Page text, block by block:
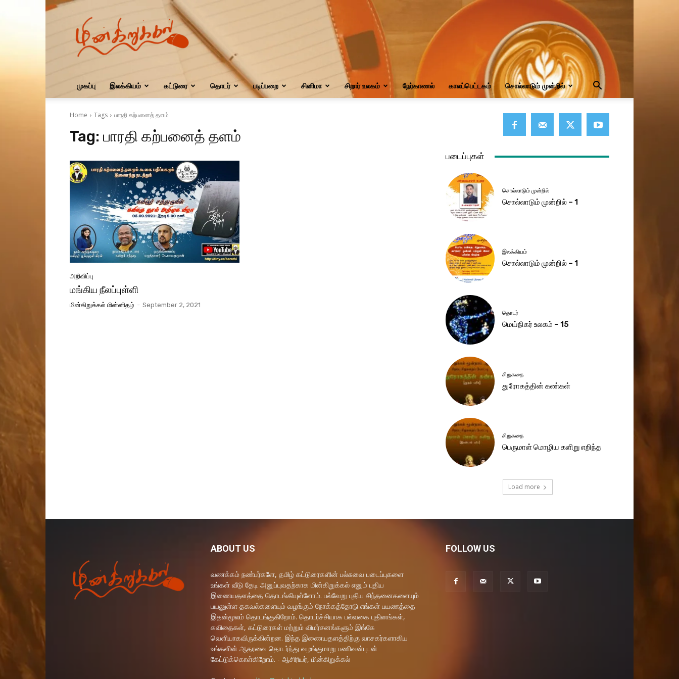
மின்கிறுக்கல்
முகப்பு இலக்கியம் கட்டுரை தொடர் படிப்பறை சினிமா சிறார் உலகம் நேர்காணல் காலப்பெட்டகம் சொல்லாடும் முன்றில்
Home Tags பாரதி கற்பனைத் தளம்
Tag: பாரதி கற்பனைத் தளம்
அறிவிப்பு
மங்கிய நீலப்புள்ளி
மின்கிறுக்கல் மின்னிதழ் - September 2, 2021
படைப்புகள்
சொல்லாடும் முன்றில்
சொல்லாடும் முன்றில் – 1
இலக்கியம்
சொல்லாடும் முன்றில் – 1
தொடர்
மெய்நிகர் உலகம் – 15
சிறுகதை
துரோகத்தின் கண்கள்
சிறுகதை
பெருமாள் மொழிய களிறு எறிந்த
Load more
ABOUT US
வணக்கம் நண்பர்களே, தமிழ் கட்டுரைகளின் பல்சுவை படைப்புகளை
உங்கள் வீடு தேடி அனுப்புவதற்காக மின்கிறுக்கல் எனும் புதிய
இணையதளத்தை தொடங்கியுள்ளோம். பல்வேறு புதிய சிந்தனைகளையும்
பயனுள்ள தகவல்களையும் வழங்கும் நோக்கத்தோடு எங்கள் பயணத்தை
இதன்மூலம் தொடங்குகிறோம். தொடர்ச்சியாக பல்வகை புதினங்கள்,
கவிதைகள், கட்டுரைகள் மற்றும் விமர்சனங்களும் இங்கே
வெளியாகவிருக்கின்றன. இந்த இணையதளத்திற்கு வாசகர்களாகிய
உங்களின் ஆதரவை தொடர்ந்து வழங்குமாறு பணிவன்புடன்
கேட்டுக்கொள்கிறோம். - ஆசிரியர், மின்கிறுக்கல்
FOLLOW US